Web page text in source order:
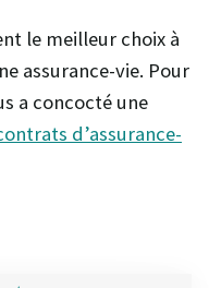
le meilleur choix à
assurance-vie. Pour
a concocté une
d’assurance-